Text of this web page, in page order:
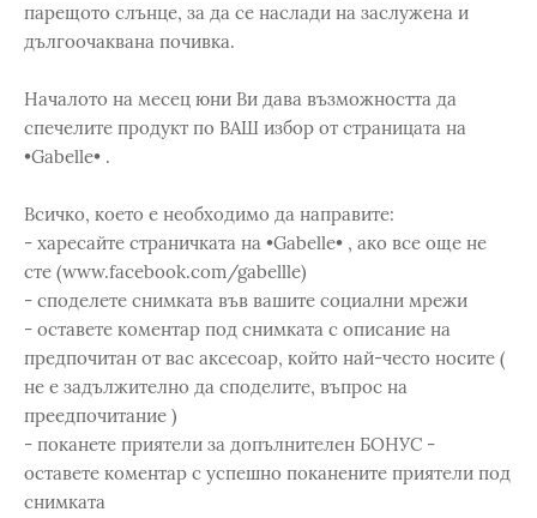
парещото слънце, за да се наслади на заслужена и
дългоочаквана почивка.
Началото на месец юни Ви дава възможността да
спечелите продукт по ВАШ избор от страницата на
•Gabelle• .
Всичко, което е необходимо да направите:
- харесайте страничката на •Gabelle• , ако все още не
сте (www.facebook.com/gabellle)
- споделете снимката във вашите социални мрежи
- оставете коментар под снимката с описание на
предпочитан от вас аксесоар, който най-често носите (
не е задължително да споделите, въпрос на
преедпочитание )
- поканете приятели за допълнителен БОНУС -
оставете коментар с успешно поканените приятели под
снимката